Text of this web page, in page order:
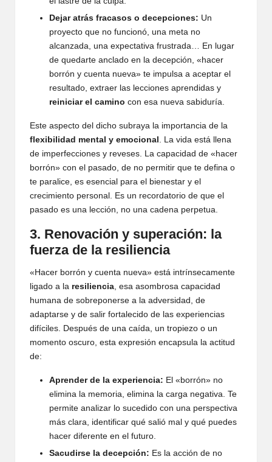
Dejar atrás fracasos o decepciones: Un
proyecto que no funcionó, una meta no
alcanzada, una expectativa frustrada… En lugar
de quedarte anclado en la decepción, «hacer
borrón y cuenta nueva» te impulsa a aceptar el
resultado, extraer las lecciones aprendidas y
reiniciar el camino con esa nueva sabiduría.
Este aspecto del dicho subraya la importancia de la
flexibilidad mental y emocional . La vida está llena
de imperfecciones y reveses. La capacidad de «hacer
borrón» con el pasado, de no permitir que te defina o
te paralice, es esencial para el bienestar y el
crecimiento personal. Es un recordatorio de que el
pasado es una lección, no una cadena perpetua.
3. Renovación y superación: la
fuerza de la resiliencia
«Hacer borrón y cuenta nueva» está intrínsecamente
ligado a la resiliencia, esa asombrosa capacidad
humana de sobreponerse a la adversidad, de
adaptarse y de salir fortalecido de las experiencias
difíciles. Después de una caída, un tropiezo o un
momento oscuro, esta expresión encapsula la actitud
de:
Aprender de la experiencia: El «borrón» no
elimina la memoria, elimina la carga negativa. Te
permite analizar lo sucedido con una perspectiva
más clara, identificar qué salió mal y qué puedes
hacer diferente en el futuro.
Sacudirse la decepción: Es la acción de no